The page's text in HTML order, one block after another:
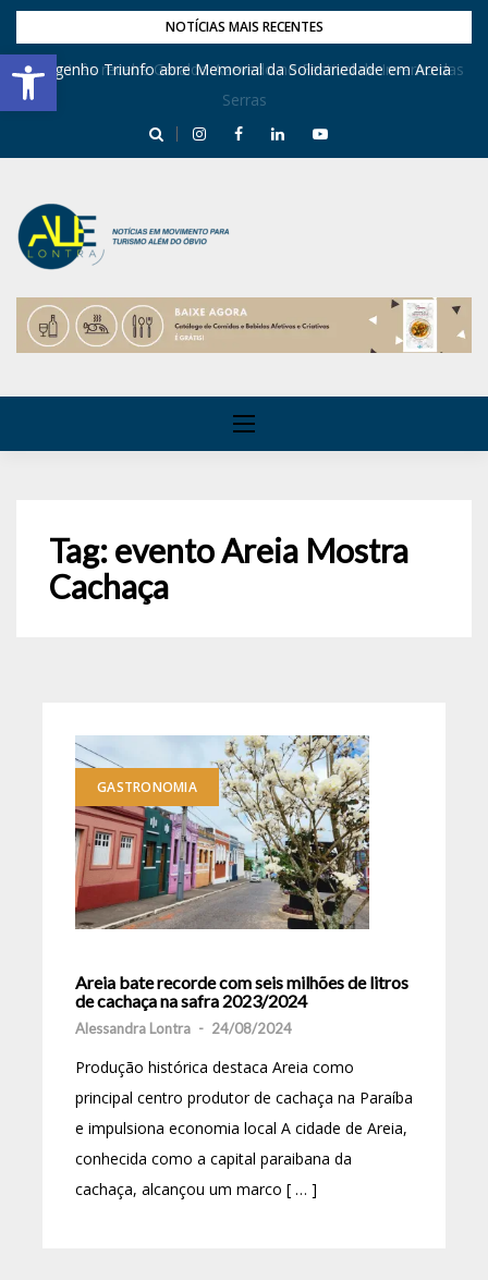
Barra de Ferramentas Aberta
NOTÍCIAS MAIS RECENTES
Dona Inês recebe Geraldo Azevedo no Festival de Inverno das
Serras
Engenho Triunfo abre Memorial da Solidariedade em Areia
Tag:evento Areia Mostra
Cachaça
GASTRONOMIA
Areia bate recorde com seis milhões de litros
de cachaça na safra 2023/2024
Alessandra Lontra - 24/08/2024
Produção histórica destaca Areia como
principal centro produtor de cachaça na Paraíba
e impulsiona economia local A cidade de Areia,
conhecida como a capital paraibana da
cachaça, alcançou um marco [ … ]